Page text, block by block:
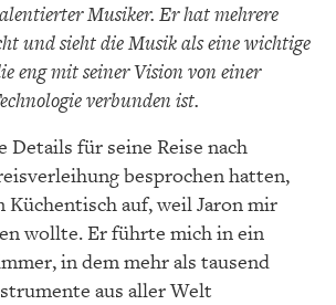
Musiker. Er hat mehrere
und sieht die Musik als eine wichtige
eng mit seiner Vision von einer
verbunden ist.
Details für seine Reise nach
besprochen hatten,
Küchentisch auf, weil Jaron mir
wollte. Er führte mich in ein
in dem mehr als tausend
aus aller Welt